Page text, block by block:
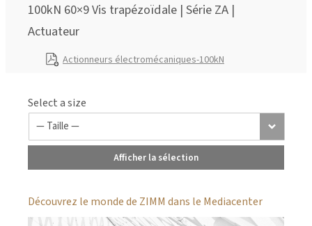
100kN 60×9 Vis trapézoïdale | Série ZA |
Actuateur
Actionneurs électromécaniques-100kN
Select a size
Afficher la sélection
Découvrez le monde de ZIMM dans le Mediacenter